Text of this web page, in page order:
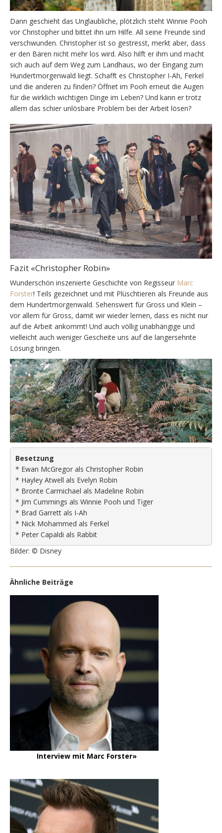
Dann geschieht das Unglaubliche, plötzlich steht Winnie Pooh
vor Christopher und bittet ihn um Hilfe. All seine Freunde sind
verschwunden. Christopher ist so gestresst, merkt aber, dass
er den Bären nicht mehr los wird. Also hilft er ihm und macht
sich auch auf dem Weg zum Landhaus, wo der Eingang zum
Hundertmorgenwald liegt. Schafft es Christopher I-Ah, Ferkel
und die anderen zu finden? Öffnet im Pooh erneut die Augen
für die wirklich wichtigen Dinge im Leben? Und kann er trotz
allem das schier unlösbare Problem bei der Arbeit lösen?
Fazit «Christopher Robin»
Wunderschön inszenierte Geschichte von Regisseur Marc
Forster! Teils gezeichnet und mit Plüschtieren als Freunde aus
dem Hundertmorgenwald. Sehenswert für Gross und Klein –
vor allem für Gross, damit wir wieder lernen, dass es nicht nur
auf die Arbeit ankommt! Und auch völlig unabhängige und
vielleicht auch weniger Gescheite uns auf die langersehnte
Lösung bringen.
Besetzung
* Ewan McGregor als Christopher Robin
* Hayley Atwell als Evelyn Robin
* Bronte Carmichael als Madeline Robin
* Jim Cummings als Winnie Pooh und Tiger
* Brad Garrett als I-Ah
* Nick Mohammed als Ferkel
* Peter Capaldi als Rabbit
Bilder: © Disney
Ähnliche Beiträge
Interview mit Marc Forster»